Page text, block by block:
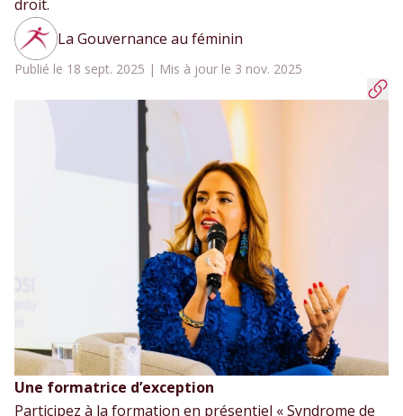
droit.
La Gouvernance au féminin
Publié le 18 sept. 2025 | Mis à jour le 3 nov. 2025
Une formatrice d’exception
Participez à la formation en présentiel « Syndrome de